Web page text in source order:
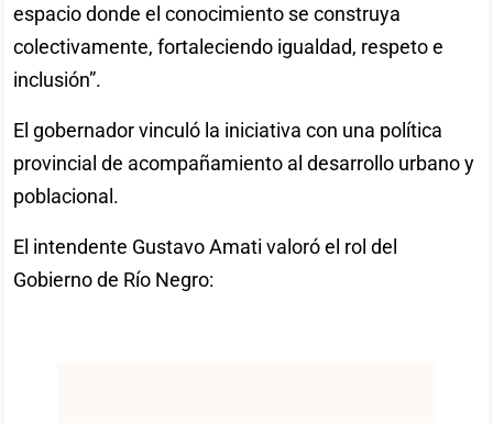
espacio donde el conocimiento se construya
colectivamente, fortaleciendo igualdad, respeto e
inclusión”.
El gobernador vinculó la iniciativa con una política
provincial de acompañamiento al desarrollo urbano y
poblacional.
El intendente Gustavo Amati valoró el rol del
Gobierno de Río Negro: